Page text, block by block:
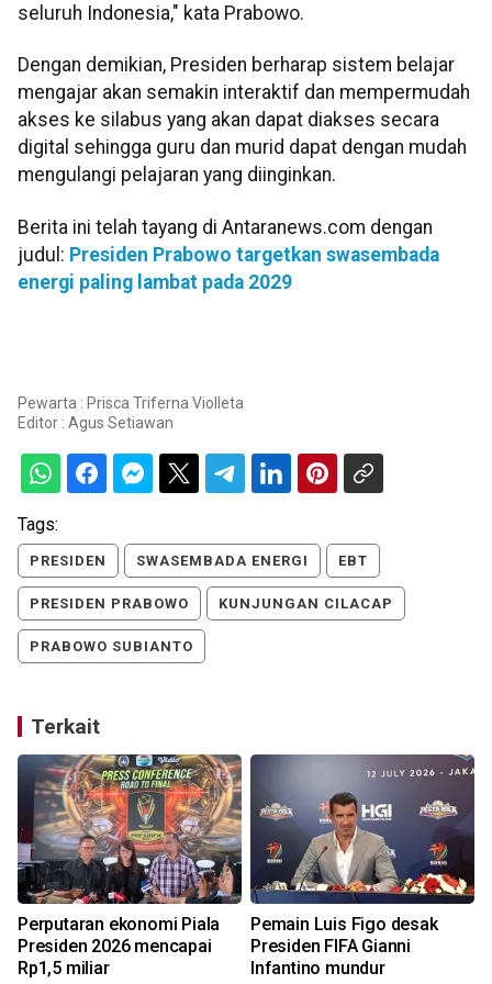
seluruh Indonesia," kata Prabowo.
Dengan demikian, Presiden berharap sistem belajar
mengajar akan semakin interaktif dan mempermudah
akses ke silabus yang akan dapat diakses secara
digital sehingga guru dan murid dapat dengan mudah
mengulangi pelajaran yang diinginkan.
Berita ini telah tayang di Antaranews.com dengan
judul: Presiden Prabowo targetkan swasembada
energi paling lambat pada 2029
Pewarta : Prisca Triferna Violleta
Editor : Agus Setiawan
Tags:
PRESIDEN SWASEMBADA ENERGI EBT
PRESIDEN PRABOWO KUNJUNGAN CILACAP
PRABOWO SUBIANTO
Terkait
Perputaran ekonomi Piala
Presiden 2026 mencapai
Rp1,5 miliar
Pemain Luis Figo desak
Presiden FIFA Gianni
Infantino mundur